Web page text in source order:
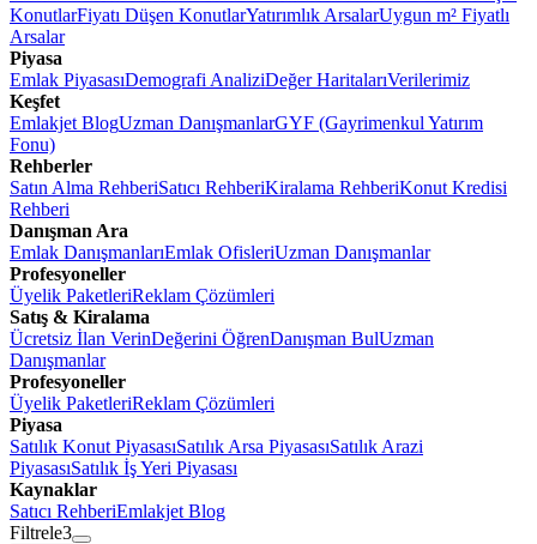
KonutlarFiyatı Düşen KonutlarYatırımlık ArsalarUygun m² Fiyatlı
Arsalar
Piyasa
Emlak PiyasasıDemografi AnaliziDeğer HaritalarıVerilerimiz
Keşfet
Emlakjet BlogUzman DanışmanlarGYF (Gayrimenkul Yatırım
Fonu)
Rehberler
Satın Alma RehberiSatıcı RehberiKiralama RehberiKonut Kredisi
Rehberi
Danışman Ara
Emlak DanışmanlarıEmlak OfisleriUzman Danışmanlar
Profesyoneller
Üyelik PaketleriReklam Çözümleri
Satış & Kiralama
Ücretsiz İlan VerinDeğerini ÖğrenDanışman BulUzman
Danışmanlar
Profesyoneller
Üyelik PaketleriReklam Çözümleri
Piyasa
Satılık Konut PiyasasıSatılık Arsa PiyasasıSatılık Arazi
PiyasasıSatılık İş Yeri Piyasası
Kaynaklar
Satıcı RehberiEmlakjet Blog
Filtrele3